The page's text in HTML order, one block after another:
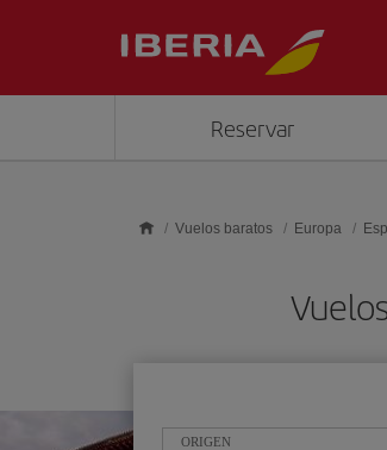
Reservar
Vuelos baratos Europa
ORIGEN